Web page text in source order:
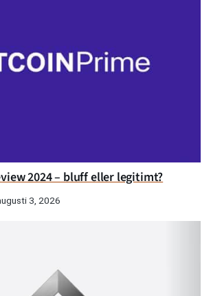
2024 – bluff eller legitimt?
3, 2026